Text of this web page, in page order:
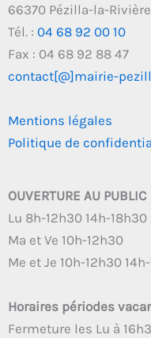
66370 Pézilla-la-Rivière
Tél. : 04 68 92 00 10
Fax : 04 68 92 88 47
contact[@]mairie-
Mentions légales
Politique de
OUVERTURE AU PUBLIC
Lu 8h-12h30 14h-18h30
Ma et Ve 10h-12h30
Me et Je 10h-12h30
Horaires périodes
Fermeture les Lu à